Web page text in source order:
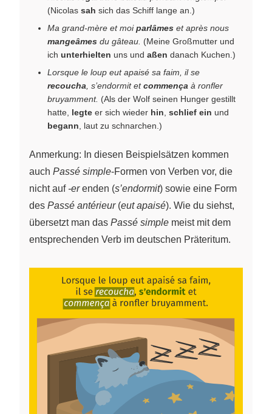
(Nicolas sah sich das Schiff lange an.)
Ma grand-mère et moiparlâmes et après nous
mangeâmes du gâteau. (Meine Großmutter und
ich unterhielten uns und aßen danach Kuchen.)
Lorsque le loup eut apaisé sa faim, il se
recoucha , s’endormit etcommença à ronfler
bruyamment. (Als der Wolf seinen Hunger gestillt
hatte, legte er sich wieder hin schlief ein und
begann , laut zu schnarchen.)
Anmerkung: In diesen Beispielsätzen kommen
auch Passé simple-Formen von Verben vor, die
nicht auf -erenden (s’endormit) sowie eine Form
des Passé antérieur(eut apaisé). Wie du siehst,
übersetzt man das Passé simple meist mit dem
entsprechenden Verb im deutschen Präteritum.